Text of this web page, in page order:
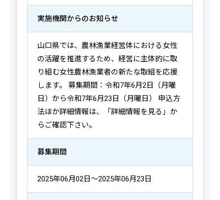
実施機関からのお知らせ
山口県では、農林漁業経営体における女性
の活躍を推進するため、経営に主体的に取
り組む女性農林漁業者の新たな取組を応援
します。 募集期間：令和7年6月2日（月曜
日）から令和7年6月23日（月曜日） 申込方
法ほか詳細情報は、「詳細情報を見る」か
らご確認下さい。
募集期間
2025年06月02日～2025年06月23日